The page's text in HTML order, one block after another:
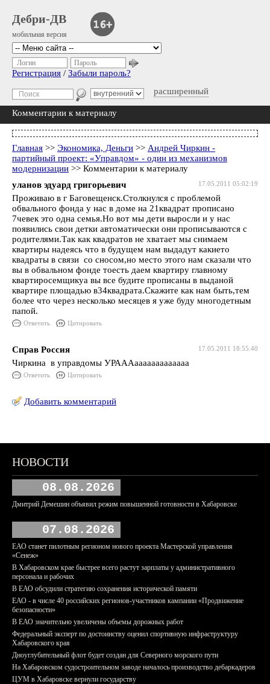
Дебри-ДВ
мобильная версия
расширенный
Логин Пароль
Регистрация / Забыли пароль?
Комментарии к материалу
Главная >> Экономика, Деньги >> Андрей Чиркин -
партийный проект: «Управдом» - один из механизмов
модернизации >> Комментарии к материалу
17.05.2011 05:02:19
уланов эдуард григорьевич
Проживаю в г Баговещенск.Столкнулся с проблемой
обвального фонда у нас в доме на 21квадрат прописано
7чевек это одна семья.Но вот мы дети выросли и у нас
появились свои детки автоматически они прописываются с
родителями.Так как квадратов не хватает мы снимаем
квартиры надеясь что в будущем нам выдадут какието
квадраты в связи со сносом,но место этого нам сказали что
вы в обвальном фонде тоесть даем квартиру главному
квартиросемщикуа вы все будите прописаны в выданой
квартире площадью в34квадрата.Скажите как нам быть,тем
более что через несколько месяцев я уже буду многодетным
папой.
Ответить Цитировать
17.05.2011 18:55:40
Справ Россия
Чиркина в управдомы УРАААааааааааааааа
Ответить Цитировать
Добавить комментарий
НОВОСТИ
08.08.2026
Дмитрий Демешин объявил режим повышенной готовности в Хабаровске
07.08.2026
ЕАО станет пилотным регионом нового проекта Мастерской управления
«Сенеж»
В Хабаровском крае быстрее всего растут зарплаты у административного
персонала и рабочих
В ЕАО обсудили стратегию сохранения исторической памяти
ЕАО - в числе 40 российских регионов-участников кампании «Продвижение
безопасности»
В ЕАО значительно увеличены объемы дорожных работ
Федеральный эксперт по достоинству оценил спортивную инфраструктуру
Хабаровского края
Дноуглубительный флот будет создан для Северного морского пути
На Хабаровском судостроительном заводе началось производство дебаркадеров
ЦУМ в Хабаровске вернули государству